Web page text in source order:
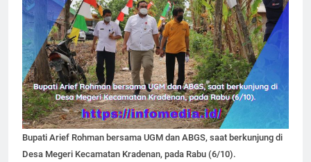
Bupati Arief Rohman bersama UGM dan ABGS, saat berkunjung di
Desa Megeri Kecamatan Kradenan, pada Rabu (6/10).